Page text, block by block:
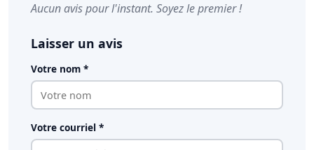
Aucun avis pour l'instant. Soyez le premier !
Laisser un avis
Votre nom *
Votre courriel *